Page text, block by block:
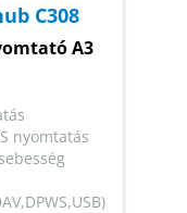
C308
A3
nyomtatás